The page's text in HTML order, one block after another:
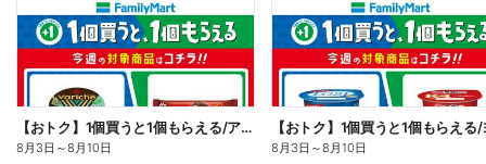
【おトク】1個買うと1個もらえる/アイス
8月3日 ～8月10日 8月3日 ～8月10日